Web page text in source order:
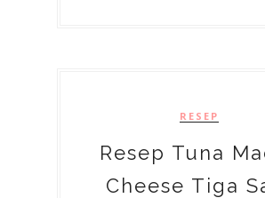
RESEP
Resep Tuna
Cheese Tiga